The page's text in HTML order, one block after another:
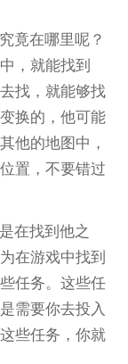
竟在哪里呢？
，就能找到
找，就能够找
换的，他可能
他的地图中，
置，不要错过
在找到他之
在游戏中找到
任务。这些任
需要你去投入
些任务，你就